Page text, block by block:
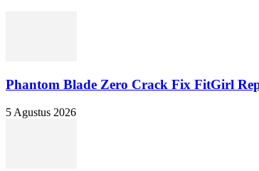
Phantom Blade Zero Crack Fix FitGirl
5 Agustus 2026